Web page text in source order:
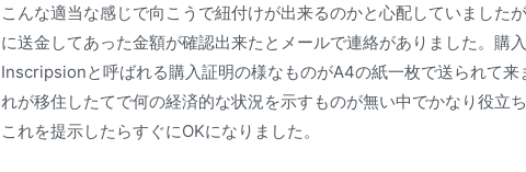
こんな適当な感じで向こうで紐付けが出来るのかと心配していました
に送金してあった金額が確認出来たとメールで連絡がありました。
Inscripsionと呼ばれる購入証明の様なものがA4の紙一枚で送られて来
れが移住したてで何の経済的な状況を示すものが無い中でかなり役立
これを提示したらすぐにOKになりました。